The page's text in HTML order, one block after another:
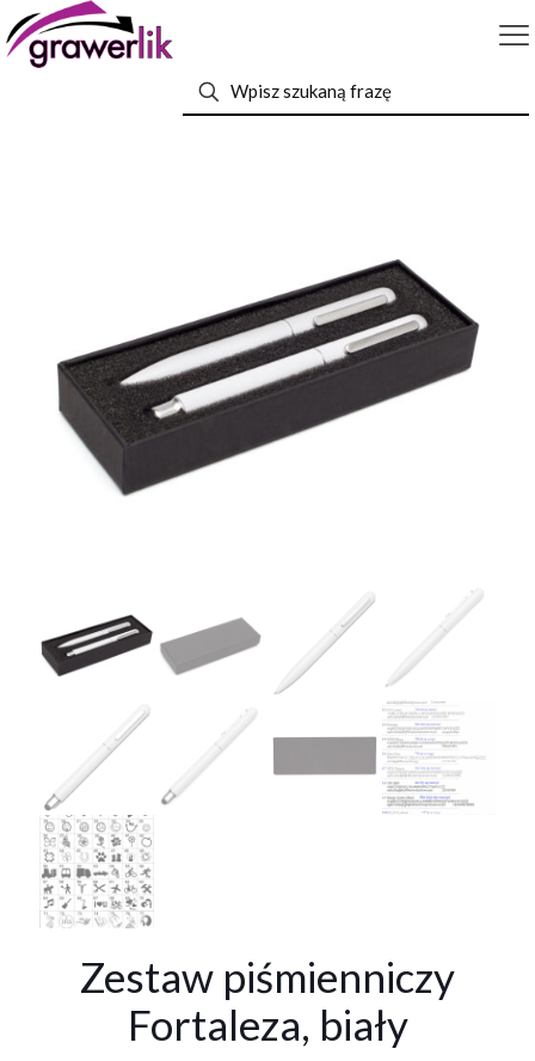
Zestaw piśmienniczy
Fortaleza, biały